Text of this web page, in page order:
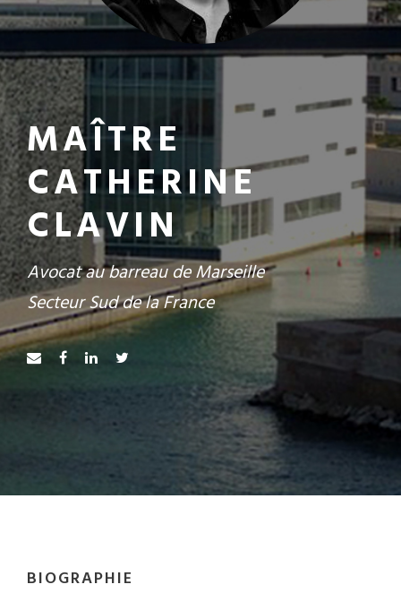
MAÎTRE
CATHERINE
CLAVIN
Avocat au barreau de Marseille
Secteur Sud de la France
BIOGRAPHIE